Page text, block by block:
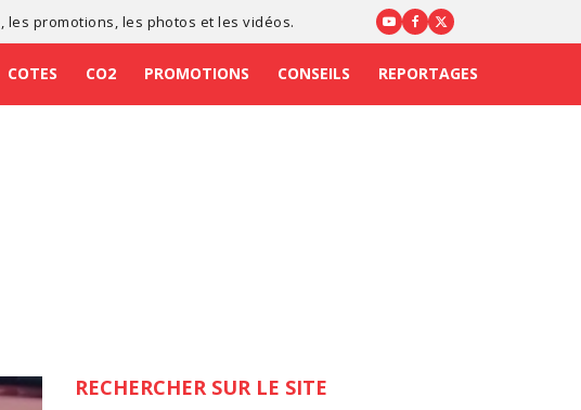
, les promotions , les photos et les vidéos.
COTES CO2 PROMOTIONS CONSEILS REPORTAGES
RECHERCHER SUR LE SITE